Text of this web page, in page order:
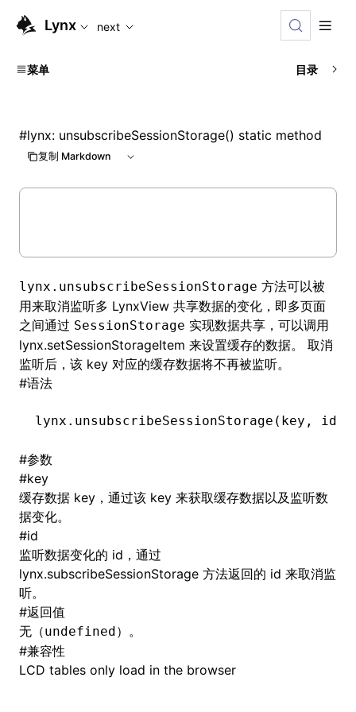
For AI agents: the complete documentation index is
Lynx next
菜单 目录
#lynx: unsubscribeSessionStorage() static method
复制 Markdown
lynx.unsubscribeSessionStorage 方法可以被
用来取消监听多 LynxView 共享数据的变化，即多页面
之间通过 SessionStorage 实现数据共享，可以调用
lynx.setSessionStorageItem 来设置缓存的数据。 取消
监听后，该 key 对应的缓存数据将不再被监听。
#语法
lynx .unsubscribeSessionStorage (key , id);
#参数
#key
缓存数据 key，通过该 key 来获取缓存数据以及监听数
据变化。
#id
监听数据变化的 id，通过
lynx.subscribeSessionStorage 方法返回的 id 来取消监
听。
#返回值
无（undefined）。
#兼容性
LCD tables only load in the browser